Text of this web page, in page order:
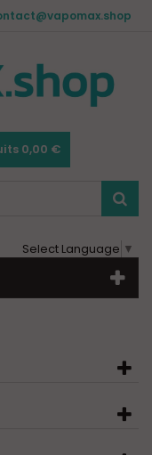
0,00 €
Select Language ▼